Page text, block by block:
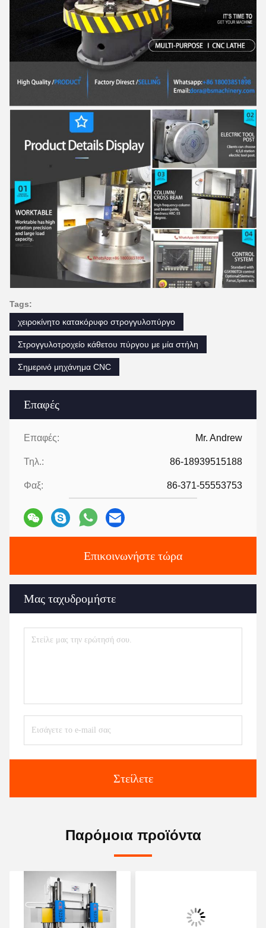
Επαφές
Επαφές: Mr. Andrew
Τηλ.: 86-18939515188
Φαξ: 86-371-55553753
Επικοινωνήστε τώρα
Μας ταχυδρομήστε
Στείλετε
Tags:
χειροκίνητο κατακόρυφο στρογγυλοπύργο
Στρογγυλοτροχείο κάθετου πύργου με μία στήλη
Σημερινό μηχάνημα CNC
Παρόμοια προϊόντα